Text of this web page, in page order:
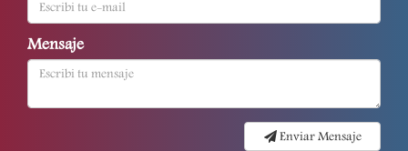
Mensaje
Enviar Mensaje